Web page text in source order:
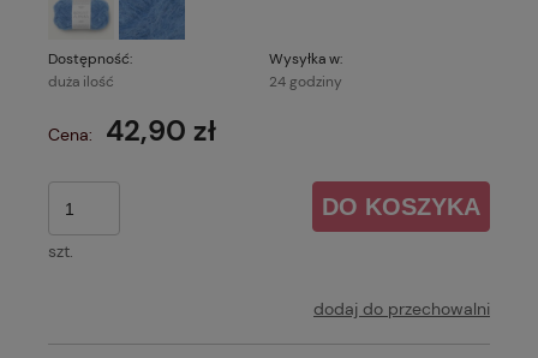
Dostępność:
duża ilość
Wysyłka w:
24 godziny
Cena: 42,90 zł
szt.
DO KOSZYKA
dodaj do przechowalni